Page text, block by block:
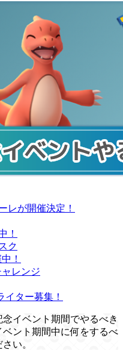
レが開催決定！
！
ク
！
レンジ
ター募集！
イベント期間でやるべき
ント期間中に何をするべ
い。